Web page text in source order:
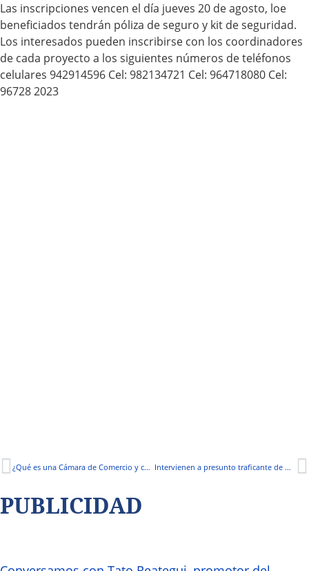
Las inscripciones vencen el día jueves 20 de agosto, loe
beneficiados tendrán póliza de seguro y kit de seguridad.
Los interesados pueden inscribirse con los coordinadores
de cada proyecto a los siguientes números de teléfonos
celulares 942914596 Cel: 982134721 Cel: 964718080 Cel:
96728 2023
¿Qué es una Cámara de Comercio y cómo funciona? Intervienen a presunto traficante de madera
PUBLICIDAD